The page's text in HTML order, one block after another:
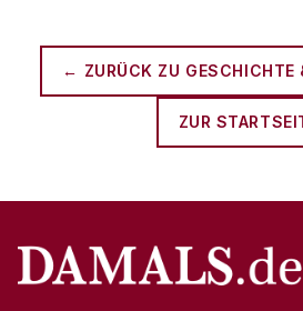
← ZURÜCK ZU GESCHICHTE
ZUR